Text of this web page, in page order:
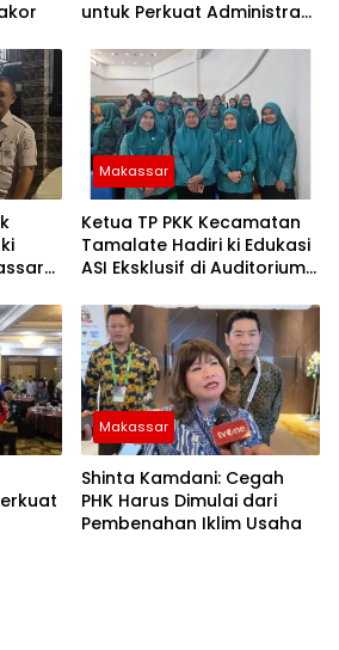
untuk Perkuat Administrasi
Makassar
Ketua TP PKK Kecamatan
Tamalate Hadiri ki Edukasi
ASI Eksklusif di Auditorium
Makassar
Shinta Kamdani: Cegah
PHK Harus Dimulai dari
Pembenahan Iklim Usaha